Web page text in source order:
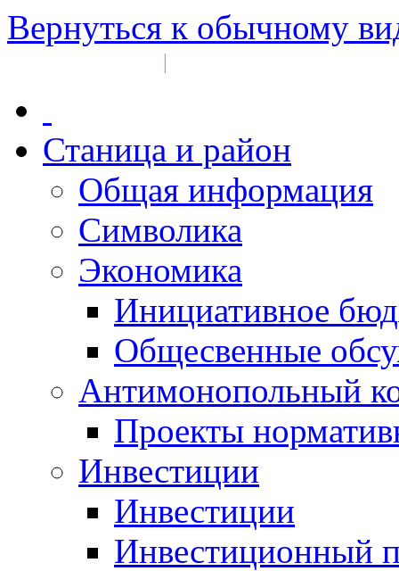
Вернуться к обычному
|
Станица и район
Общая информация
Символика
Экономика
Инициативное
Общесвенные
Антимонопольный
Проекты
Инвестиции
Инвестиции
Инвестиционный